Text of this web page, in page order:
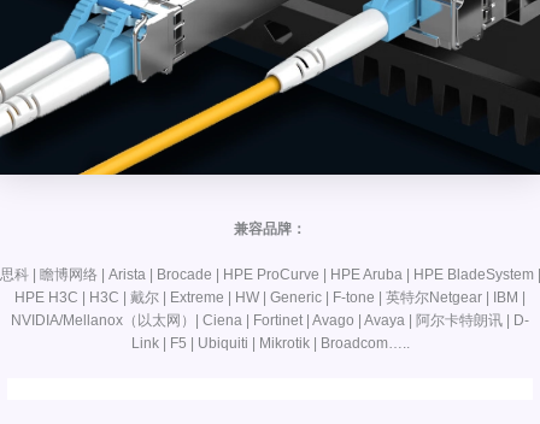
兼容品牌：
思科 | 瞻博网络 | Arista | Brocade | HPE ProCurve | HPE Aruba | HPE BladeSystem |
HPE H3C | H3C | 戴尔 | Extreme | HW | Generic | F-tone | 英特尔Netgear | IBM |
NVIDIA/Mellanox（以太网）| Ciena | Fortinet | Avago | Avaya | 阿尔卡特朗讯 | D-
Link | F5 | Ubiquiti | Mikrotik | Broadcom…..